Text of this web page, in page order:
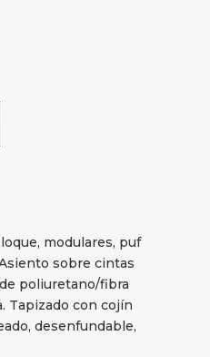
modulares, puf
sobre cintas
poliuretano/fibra
Tapizado con cojín
desenfundable,